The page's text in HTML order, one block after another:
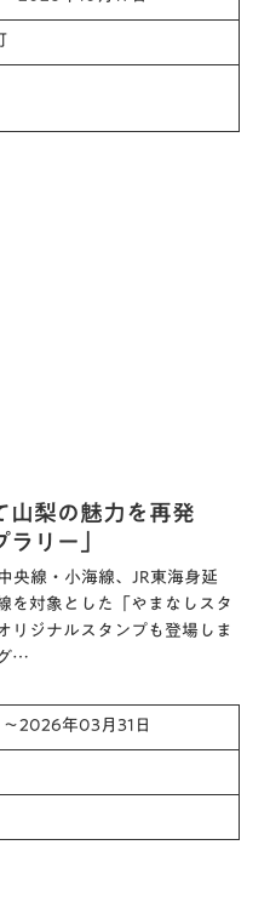
梨の魅力を再発
リー」
央線・小海線、JR東海身延
を対象とした「やまなしスタ
リジナルスタンプも登場しま
…
2026年03月31日